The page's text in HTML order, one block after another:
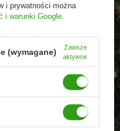
i prywatności można
i warunki Google
(wymagane)
Zawsze
aktywne